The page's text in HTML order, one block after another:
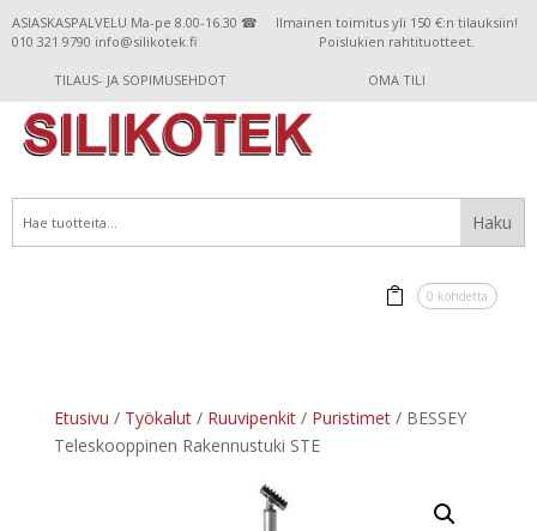
ASIASKASPALVELU Ma-pe 8.00-16.30 ☎
010 321 9790 info@silikotek.fi
Ilmainen toimitus yli 150 €:n tilauksiin!
Poislukien rahtituotteet.
TILAUS- JA SOPIMUSEHDOT OMA TILI
0 kohdetta
Etusivu / Työkalut/ Ruuvipenkit/ Puristimet/ BESSEY
Teleskooppinen Rakennustuki STE